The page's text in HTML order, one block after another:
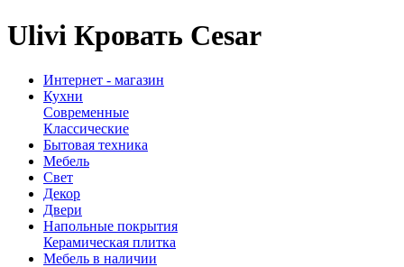
Ulivi Кровать Cesar
Интернет - магазин
Кухни
Современные
Классические
Бытовая техника
Мебель
Свет
Декор
Двери
Напольные покрытия
Керамическая плитка
Мебель в наличии